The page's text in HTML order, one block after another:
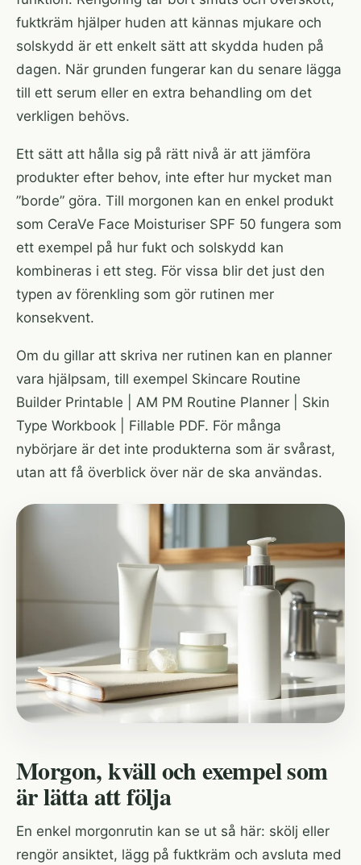
fuktkräm hjälper huden att kännas mjukare och
solskydd är ett enkelt sätt att skydda huden på
dagen. När grunden fungerar kan du senare lägga
till ett serum eller en extra behandling om det
verkligen behövs.
Ett sätt att hålla sig på rätt nivå är att jämföra
produkter efter behov, inte efter hur mycket man
”borde” göra. Till morgonen kan en enkel produkt
som CeraVe Face Moisturiser SPF 50 fungera som
ett exempel på hur fukt och solskydd kan
kombineras i ett steg. För vissa blir det just den
typen av förenkling som gör rutinen mer
konsekvent.
Om du gillar att skriva ner rutinen kan en planner
vara hjälpsam, till exempel Skincare Routine
Builder Printable | AM PM Routine Planner | Skin
Type Workbook | Fillable PDF. För många
nybörjare är det inte produkterna som är svårast,
utan att få överblick över när de ska användas.
Morgon, kväll och exempel som
är lätta att följa
En enkel morgonrutin kan se ut så här: skölj eller
rengör ansiktet, lägg på fuktkräm och avsluta med